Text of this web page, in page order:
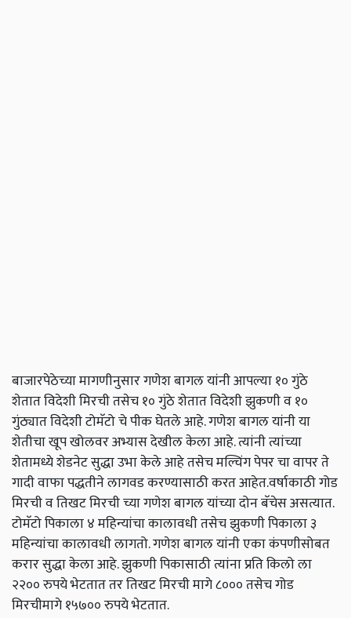
बाजारपेठेच्या मागणीनुसार गणेश बागल यांनी आपल्या १० गुंठे
शेतात विदेशी मिरची तसेच १० गुंठे शेतात विदेशी झुकणी व १०
गुंठ्यात विदेशी टोमॅटो चे पीक घेतले आहे. गणेश बागल यांनी या
शेतीचा खूप खोलवर अभ्यास देखील केला आहे. त्यांनी त्यांच्या
शेतामध्ये शेडनेट सुद्धा उभा केले आहे तसेच मल्चिंग पेपर चा वापर ते
गादी वाफा पद्धतीने लागवड करण्यासाठी करत आहेत.वर्षाकाठी गोड
मिरची व तिखट मिरची च्या गणेश बागल यांच्या दोन बॅचेस असत्यात.
टोमॅटो पिकाला ४ महिन्यांचा कालावधी तसेच झुकणी पिकाला ३
महिन्यांचा कालावधी लागतो. गणेश बागल यांनी एका कंपणीसोबत
करार सुद्धा केला आहे. झुकणी पिकासाठी त्यांना प्रति किलो ला
२२०० रुपये भेटतात तर तिखट मिरची मागे ८००० तसेच गोड
मिरचीमागे १५७०० रुपये भेटतात.